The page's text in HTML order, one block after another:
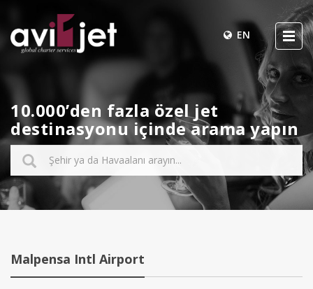
EN
10.000’den fazla özel jet
destinasyonu içinde arama yapın
Malpensa Intl Airport